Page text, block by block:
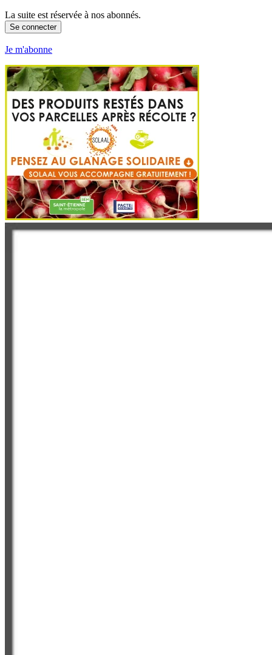
La suite est réservée à nos abonnés.
Se connecter
Je m'abonne